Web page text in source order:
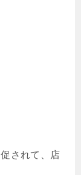
されて、店